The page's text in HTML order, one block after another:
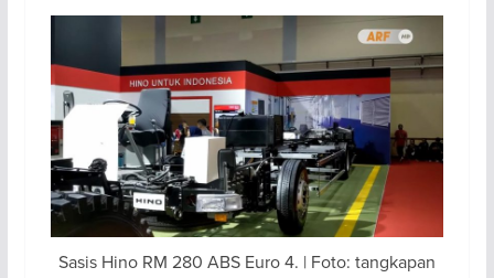
Sasis Hino RM 280 ABS Euro 4. | Foto: tangkapan